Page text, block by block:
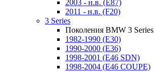
2003 - н.в. (E87)
2011 - н.в. (F20)
3 Series
Поколения BMW 3 Series
1982-1990 (E30)
1990-2000 (E36)
1998-2001 (E46 SDN)
1998-2004 (E46 COUPE)